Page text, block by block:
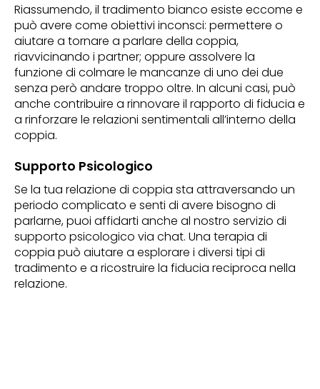
Riassumendo, il tradimento bianco esiste eccome e
può avere come obiettivi inconsci: permettere o
aiutare a tornare a parlare della coppia,
riavvicinando i partner; oppure assolvere la
funzione di colmare le mancanze di uno dei due
senza però andare troppo oltre. In alcuni casi, può
anche contribuire a rinnovare il rapporto di fiducia e
a rinforzare le relazioni sentimentali all’interno della
coppia.
Supporto Psicologico
Se la tua relazione di coppia sta attraversando un
periodo complicato e senti di avere bisogno di
parlarne, puoi affidarti anche al nostro servizio di
supporto psicologico via chat. Una terapia di
coppia può aiutare a esplorare i diversi tipi di
tradimento e a ricostruire la fiducia reciproca nella
relazione.